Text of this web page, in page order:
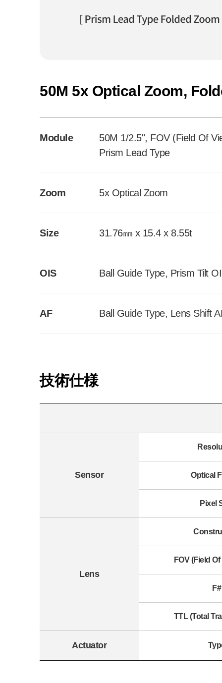
50M 5x Optical Zoom,
Module
50M 1/2.5", FOV (Field Of
Prism Lead Type
Zoom 5x Optical Zoom
Size 31.76㎜ x 15.4 x 8.55t
OIS Ball Guide Type, Prism Tilt
AF Ball Guide Type, Lens Shift
技術仕様
Sensor Optical
Pixel
Lens
FOV (Field
F#
TTL (Total
Actuator